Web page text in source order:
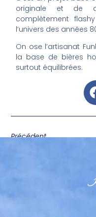
originale et de
complètement
l’univers des années
On ose l’artisanat
la base de bières
surtout équilibrées.
Précédent